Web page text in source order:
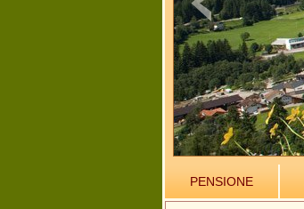
PENSIONE